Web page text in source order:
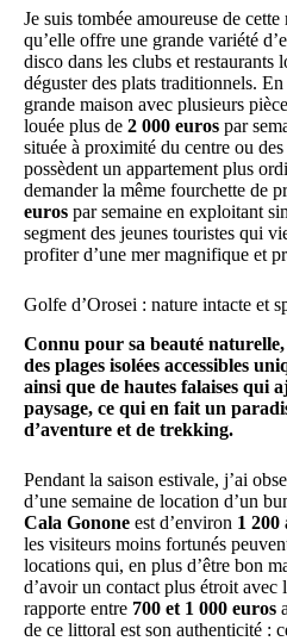
Je suis tombée amoureuse de
qu’elle offre une grande variété
disco dans les clubs et restaurants
déguster des plats traditionnels.
grande maison avec plusieurs
louée plus de 2 000 euros par
située à proximité du centre ou
possèdent un appartement plus
demander la même fourchette de
euros par semaine en exploitant
segment des jeunes touristes qui
profiter d’une mer magnifique et
Golfe d’Orosei : nature intacte et
Connu pour sa beauté naturelle,
des plages isolées accessibles
ainsi que de hautes falaises qui
paysage, ce qui en fait un
d’aventure et de trekking.
Pendant la saison estivale, j’ai
d’une semaine de location d’un
Cala Gonone est d’environ 1 200
les visiteurs moins fortunés
locations qui, en plus d’être bon
d’avoir un contact plus étroit avec
rapporte entre 700 et 1 000 euros
de ce littoral est son authenticité :